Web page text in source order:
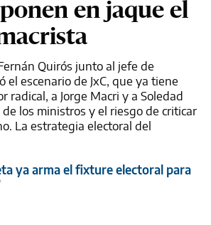
en jaque el
Quirós junto al jefe de
el escenario de JxC, que ya tiene
radical, a Jorge Macri y a Soledad
los ministros y el riesgo de criticar
La estrategia electoral del
ya arma el fixture electoral para